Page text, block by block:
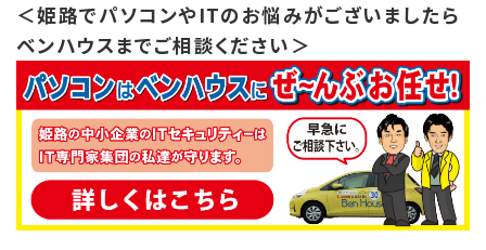
＜姫路でパソコンやITのお悩みがございましたら
ベンハウスまでご相談ください＞